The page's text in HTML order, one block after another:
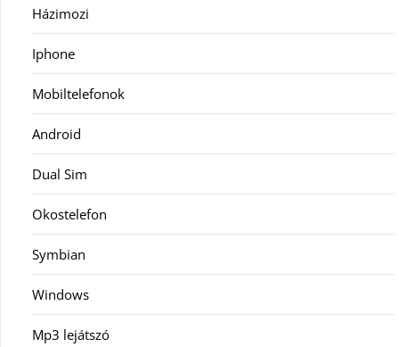
Házimozi
Iphone
Mobiltelefonok
Android
Dual Sim
Okostelefon
Symbian
Windows
Mp3 lejátszó